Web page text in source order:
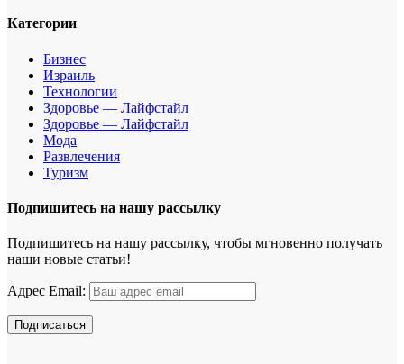
Категории
Бизнес
Израиль
Технологии
Здоровье — Лайфстайл
Здоровье — Лайфстайл
Мода
Развлечения
Туризм
Подпишитесь на нашу рассылку
Подпишитесь на нашу рассылку, чтобы мгновенно получать
наши новые статьи!
Адрес Email: